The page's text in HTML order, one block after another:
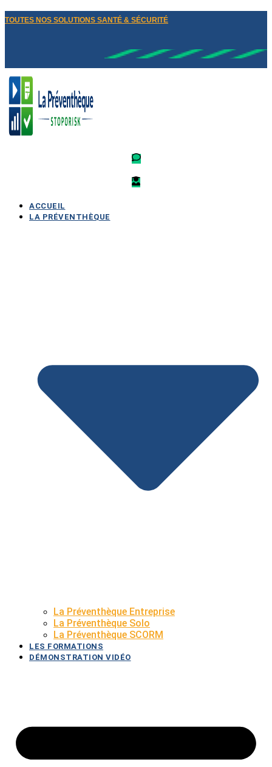
TOUTES NOS SOLUTIONS SANTÉ & SÉCURITÉ
ACCUEIL
LA PRÉVENTHÈQUE
La Préventhèque Entreprise
La Préventhèque Solo
La Préventhèque SCORM
LES FORMATIONS
DÉMONSTRATION VIDÉO